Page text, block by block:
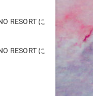
RESORT に
RESORT に